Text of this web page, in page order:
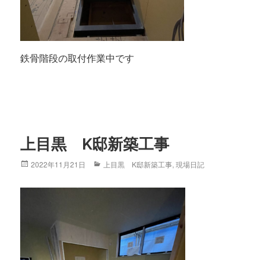
鉄骨階段の取付作業中です
上目黒 K邸新築工事
Posted
2022年11月21日 Categories
上目黒 K邸新築工事,現場日記